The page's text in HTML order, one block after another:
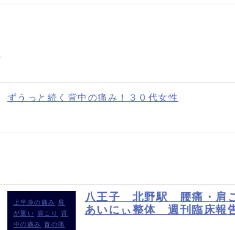
ずうっと続く背中の痛み！３０代女性
上半身の痛み
肩
が重い
肩こり
背
中の痛み 首の痛
八王子 北野駅 腰痛・肩
あいにぃ整体 週刊臨床報